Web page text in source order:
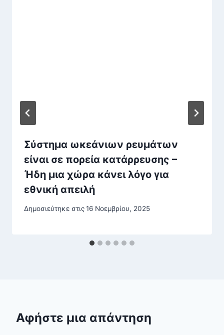
Σύστημα ωκεάνιων ρευμάτων
είναι σε πορεία κατάρρευσης –
Ήδη μια χώρα κάνει λόγο για
εθνική απειλή
Δημοσιεύτηκε στις16 Νοεμβρίου, 2025
Αφήστε μια απάντηση